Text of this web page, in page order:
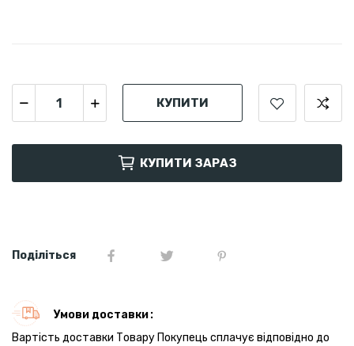
КУПИТИ
КУПИТИ ЗАРАЗ
Поділіться
Умови доставки
Вартість доставки Товару Покупець сплачує відповідно до